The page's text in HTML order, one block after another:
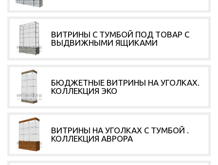
ВИТРИНЫ С ТУМБОЙ ПОД ТОВАР С
ВЫДВИЖНЫМИ ЯЩИКАМИ
БЮДЖЕТНЫЕ ВИТРИНЫ НА УГОЛКАХ.
КОЛЛЕКЦИЯ ЭКО
ВИТРИНЫ НА УГОЛКАХ С ТУМБОЙ .
КОЛЛЕКЦИЯ АВРОРА